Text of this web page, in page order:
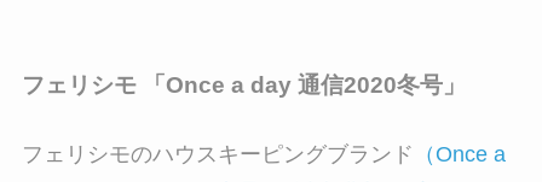
フェリシモ 「Once a day 通信2020冬号」
フェリシモのハウスキーピングブランド （Once a